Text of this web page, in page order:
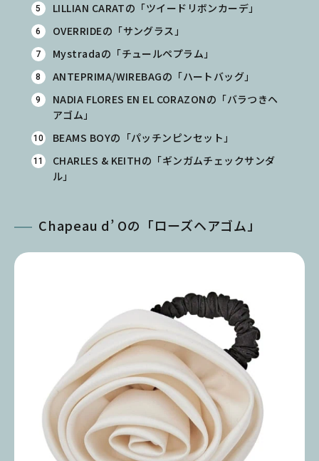
LILLIAN CARATの「ツイードリボンカーデ」
OVERRIDEの「サングラス」
Mystradaの「チュールペプラム」
ANTEPRIMA/WIREBAGの「ハートバッグ」
NADIA FLORES EN EL CORAZONの「バラつきヘ
アゴム」
BEAMS BOYの「パッチンピンセット」
CHARLES & KEITHの「ギンガムチェックサンダ
ル」
Chapeau d’ Oの「ローズヘアゴム」